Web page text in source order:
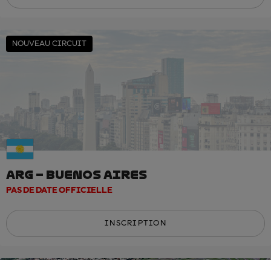
NOUVEAU CIRCUIT
ARG – BUENOS AIRES
PAS DE DATE OFFICIELLE
INSCRIPTION